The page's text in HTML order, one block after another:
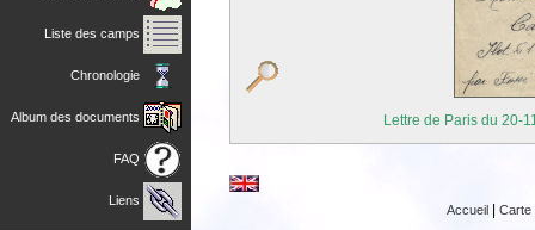
Liste des camps
Chronologie
Album des documents
FAQ
Liens
Lettre de Paris du 20-
Accueil Carte